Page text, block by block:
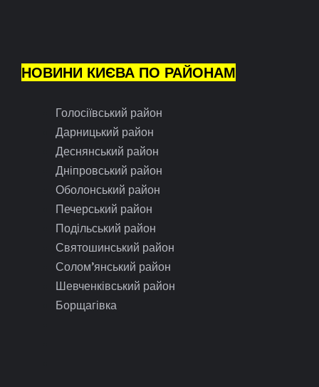
НОВИНИ КИЄВА ПО РАЙОНАМ
Голосіївський район
Дарницький район
Деснянський район
Дніпровський район
Оболонський район
Печерський район
Подільський район
Святошинський район
Солом’янський район
Шевченківський район
Борщагівка